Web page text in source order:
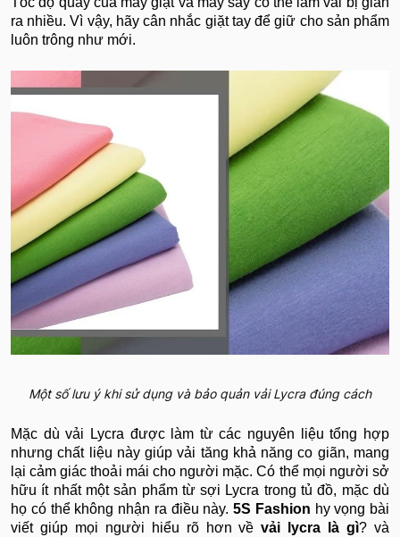
ra nhiều. Vì vậy, hãy cân nhắc giặt tay để giữ cho sản phẩm
luôn trông như mới.
Một số lưu ý khi sử dụng và bảo quản vải Lycra đúng cách
Mặc dù vải Lycra được làm từ các nguyên liệu tổng hợp
nhưng chất liệu này giúp vải tăng khả năng co giãn, mang
lại cảm giác thoải mái cho người mặc. Có thể mọi người sở
hữu ít nhất một sản phẩm từ sợi Lycra trong tủ đồ, mặc dù
họ có thể không nhận ra điều này. 5S Fashion hy vọng bài
viết giúp mọi người hiểu rõ hơn vềvải lycra là gì? và